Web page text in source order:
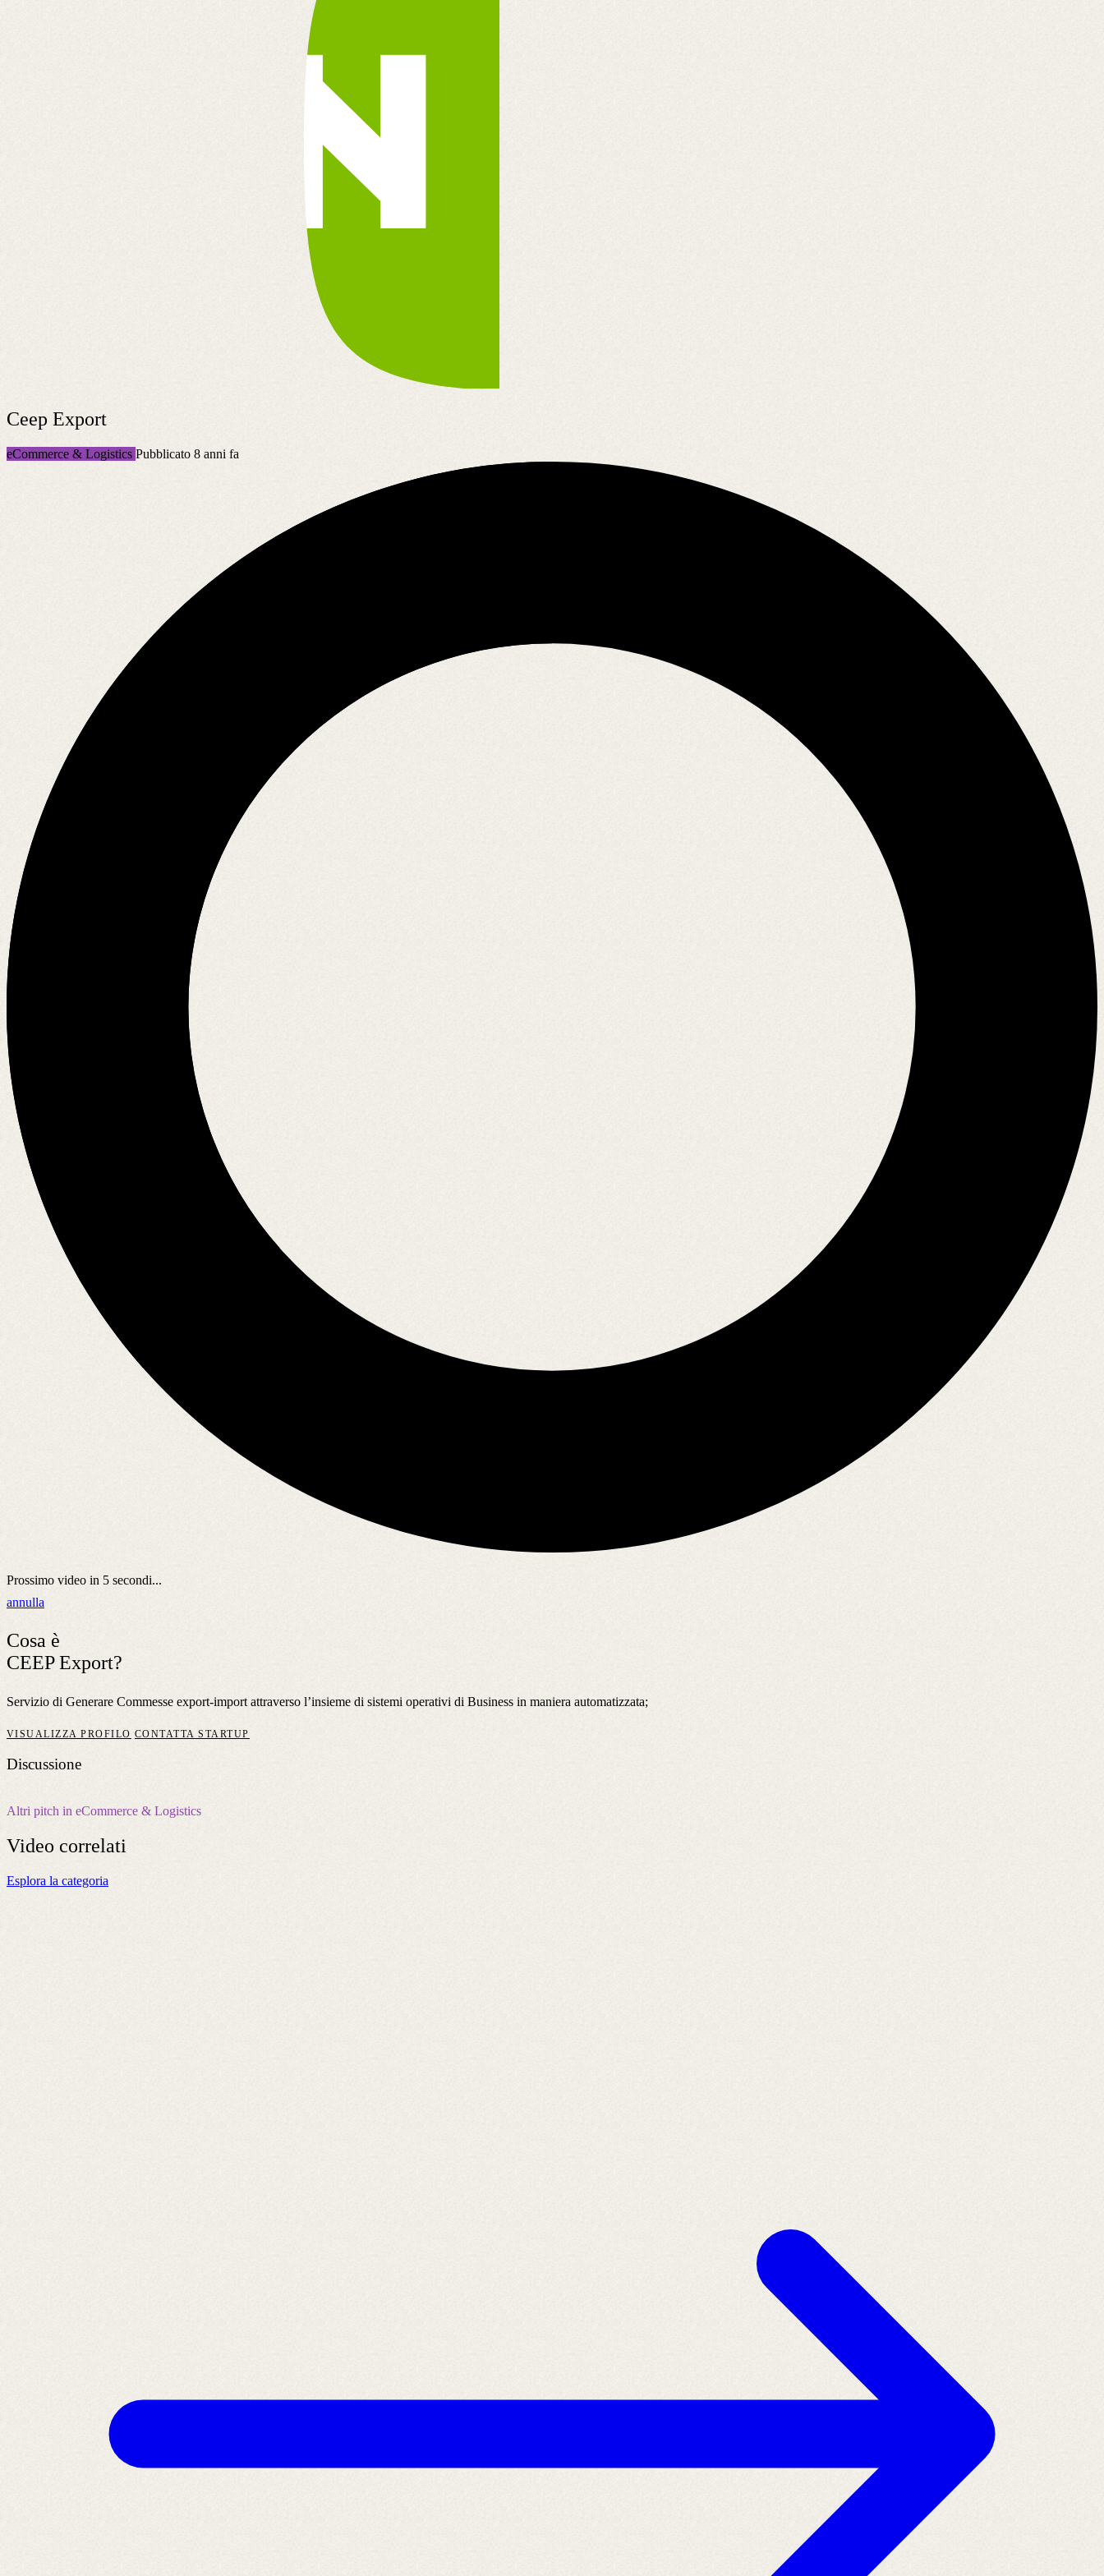
Ceep Export
eCommerce & Logistics Pubblicato 8 anni fa
Prossimo video in 5 secondi...
annulla
Cosa è
CEEP Export?
Servizio di Generare Commesse export-import attraverso l’insieme di sistemi operativi di Business in maniera automatizzata;
VISUALIZZA PROFILO CONTATTA STARTUP
Discussione
Altri pitch in eCommerce & Logistics
Video correlati
Esplora la categoria